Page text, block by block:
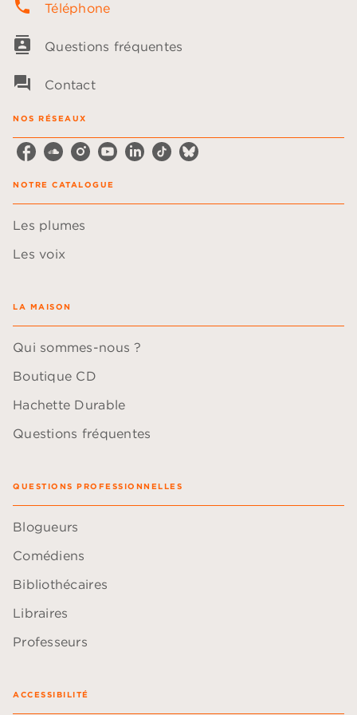
phone Téléphone
contacts Questions fréquentes
question_answer Contact
NOS RÉSEAUX
NOTRE CATALOGUE
Les plumes
Les voix
LA MAISON
Qui sommes-nous ?
Boutique CD
Hachette Durable
Questions fréquentes
QUESTIONS PROFESSIONNELLES
Blogueurs
Comédiens
Bibliothécaires
Libraires
Professeurs
ACCESSIBILITÉ